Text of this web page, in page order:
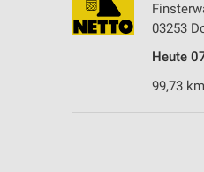
03253
Heute
99,73